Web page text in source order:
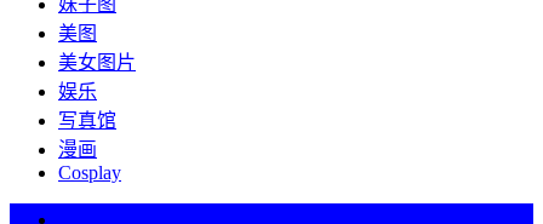
妹子图
美图
美女图片
娱乐
写真馆
漫画
Cosplay